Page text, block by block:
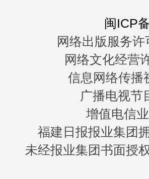
闽ICP
网络出版服务
网络文化经营
信息网络传播
广播电视节
增值电信
福建日报报业集团
未经报业集团书面授